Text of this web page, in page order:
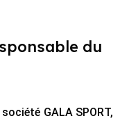
du
GALA SPORT,